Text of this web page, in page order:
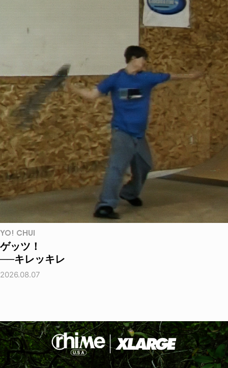
YO! CHUI
ゲッツ！
──キレッキレ
2026.08.07